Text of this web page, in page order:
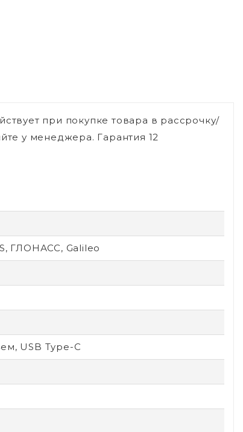
при покупке товара в рассрочку/
у менеджера. Гарантия 12
ГЛОНАСС, Galileo
USB Type-C